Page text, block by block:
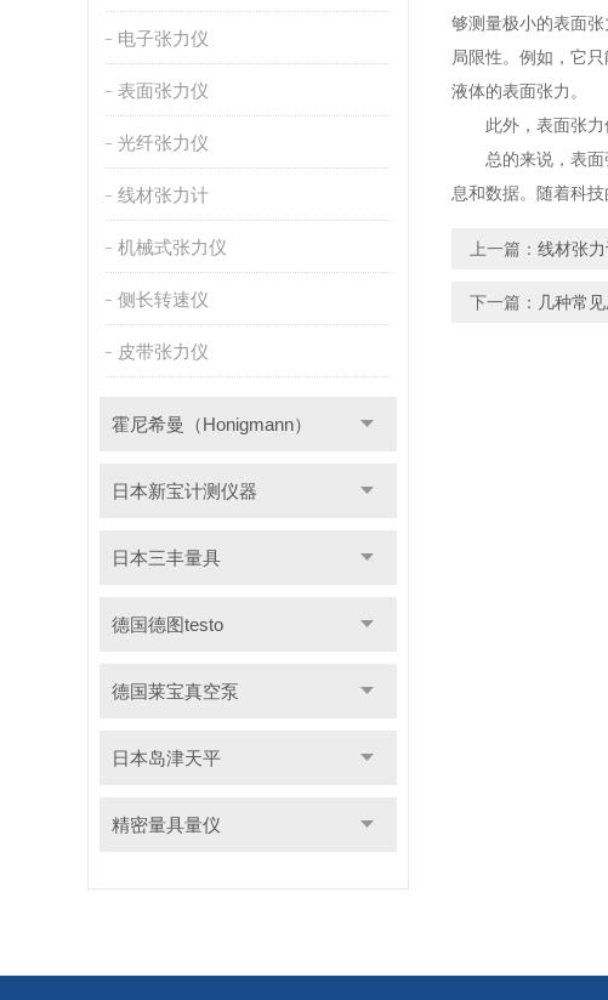
电子张力仪
表面张力仪
光纤张力仪
线材张力计
机械式张力仪
侧长转速仪
皮带张力仪
霍尼希曼（Honigmann）
日本新宝计测仪器
日本三丰量具
德国德图testo
德国莱宝真空泵
日本岛津天平
精密量具量仪
够测量极小的表面
局限性。例如，它
液体的表面张力。
此外，表面张力仪
总的来说，表面张
息和数据。随着科
上一篇： 线材张
下一篇： 几种常